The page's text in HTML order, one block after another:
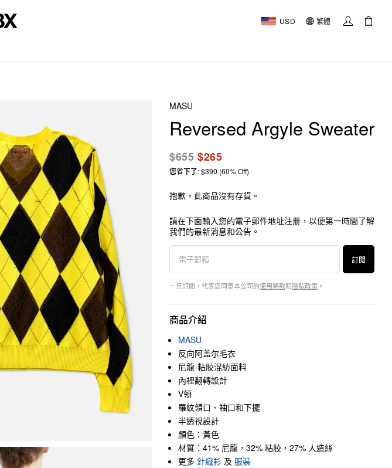
USD 繁體
MASU
Reversed Argyle Sweater
$655$265
您省下了: $390 (60% Off)
抱歉，此商品沒有存貨。
請在下面輸入您的電子郵件地址注册，以便第一時間了解
我們的最新消息和公告。
訂閱
一旦訂閱，代表您同意本公司的使用條款和隱私政策 。
商品介紹
MASU
反向阿盖尔毛衣
尼龍-粘胶混紡面料
內裡翻轉設計
V領
羅紋領口、袖口和下擺
半透視設計
顏色：黃色
材質：41% 尼龍，32% 粘胶，27% 人造絲
更多 針織衫 及 服裝